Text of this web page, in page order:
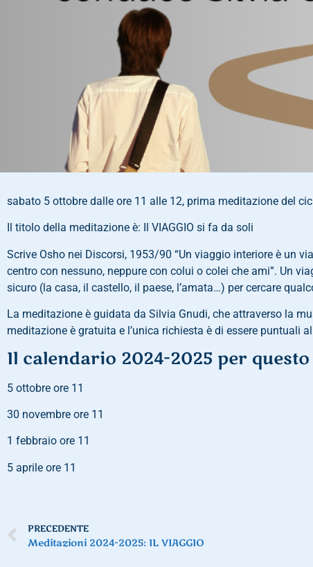
sabato 5 ottobre dalle ore 11 alle 12, prima meditazione del
Il titolo della meditazione è: Il VIAGGIO si fa da soli
Scrive Osho nei Discorsi, 1953/90 “Un viaggio interiore è un
centro con nessuno, neppure con colui o colei che ami”. Un
sicuro (la casa, il castello, il paese, l’amata…) per cercare
La meditazione è guidata da Silvia Gnudi, che attraverso la
meditazione è gratuita e l’unica richiesta è di essere
Il calendario 2024-2025 per
5 ottobre ore 11
30 novembre ore 11
1 febbraio ore 11
5 aprile ore 11
PRECEDENTE
Meditazioni 2024-2025: IL VIAGGIO